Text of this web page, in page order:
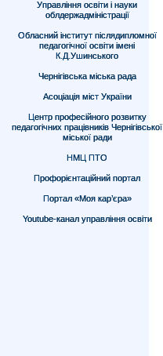
Управління освіти і науки
облдержадміністрації
Обласний інститут післядипломної
педагогічної освіти імені
К.Д.Ушинського
Чернігівська міська рада
Асоціація міст України
Центр професійного розвитку
педагогічних працівників Чернігівської
міської ради
НМЦ ПТО
Профорієнтаційний портал
Портал «Моя кар’єра»
Youtube-канал управління освіти